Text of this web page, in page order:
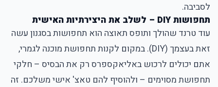
לסביבה.
תחפושות DIY – לשלב את היצירתיות האישית
עוד טרנד שהולך ותופס תאוצה הוא תחפושות בסגנון עשה
זאת בעצמך (DIY). במקום לקנות תחפושת מוכנה לגמרי,
אתם יכולים לרכוש באליאקספרס רק את הבסיס – חלקי
תחפושת מסוימים – ולהוסיף להם טאצ' אישי משלכם. זה